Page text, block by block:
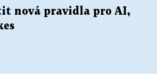
nová pravidla pro AI,